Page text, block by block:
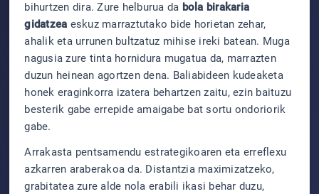
bihurtzen dira. Zure helburua da bola birakaria
gidatzea eskuz marraztutako bide horietan zehar,
ahalik eta urrunen bultzatuz mihise ireki batean. Muga
nagusia zure tinta hornidura mugatua da, marrazten
duzun heinean agortzen dena. Baliabideen kudeaketa
honek eraginkorra izatera behartzen zaitu, ezin baituzu
besterik gabe errepide amaigabe bat sortu ondoriorik
gabe.
Arrakasta pentsamendu estrategikoaren eta erreflexu
azkarren araberakoa da. Distantzia maximizatzeko,
grabitatea zure alde nola erabili ikasi behar duzu,